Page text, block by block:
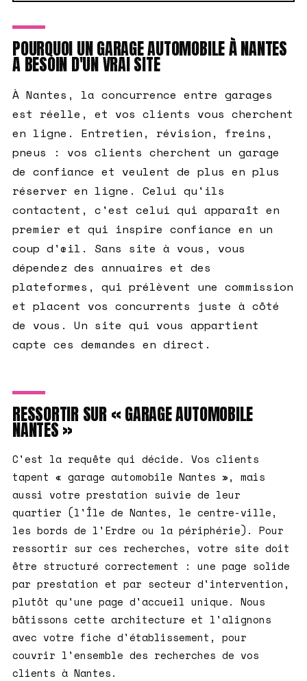
POURQUOI UN GARAGE AUTOMOBILE À NANTES
A BESOIN D'UN VRAI SITE
À Nantes, la concurrence entre garages
est réelle, et vos clients vous cherchent
en ligne. Entretien, révision, freins,
pneus : vos clients cherchent un garage
de confiance et veulent de plus en plus
réserver en ligne. Celui qu'ils
contactent, c'est celui qui apparaît en
premier et qui inspire confiance en un
coup d'œil. Sans site à vous, vous
dépendez des annuaires et des
plateformes, qui prélèvent une commission
et placent vos concurrents juste à côté
de vous. Un site qui vous appartient
capte ces demandes en direct.
RESSORTIR SUR « GARAGE AUTOMOBILE
NANTES »
C'est la requête qui décide. Vos clients
tapent « garage automobile Nantes », mais
aussi votre prestation suivie de leur
quartier (l'Île de Nantes, le centre-ville,
les bords de l'Erdre ou la périphérie). Pour
ressortir sur ces recherches, votre site doit
être structuré correctement : une page solide
par prestation et par secteur d'intervention,
plutôt qu'une page d'accueil unique. Nous
bâtissons cette architecture et l'alignons
avec votre fiche d'établissement, pour
couvrir l'ensemble des recherches de vos
clients à Nantes.